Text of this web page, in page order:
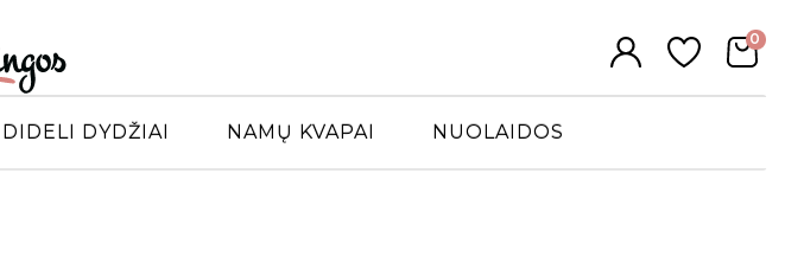
0
DIDELI DYDŽIAI NAMŲ KVAPAI NUOLAIDOS